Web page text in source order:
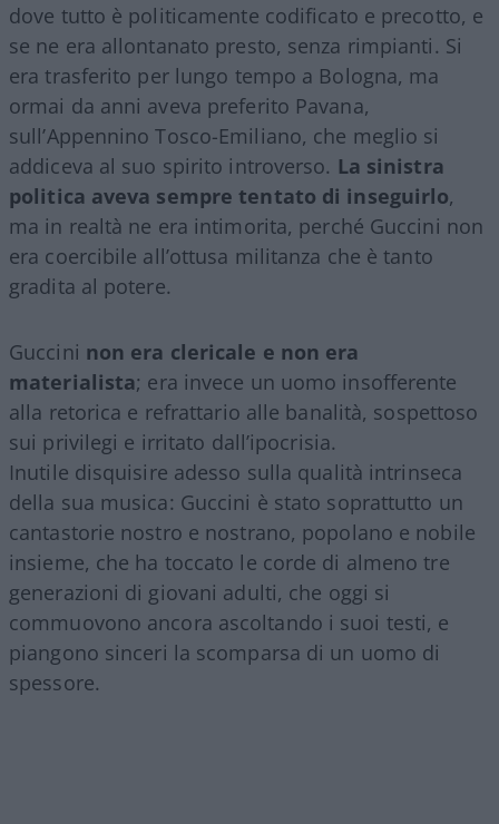
dove tutto è politicamente codificato e precotto, e
se ne era allontanato presto, senza rimpianti. Si
era trasferito per lungo tempo a Bologna, ma
ormai da anni aveva preferito Pavana,
sull’Appennino Tosco-Emiliano, che meglio si
addiceva al suo spirito introverso. La sinistra
politica aveva sempre tentato di inseguirlo,
ma in realtà ne era intimorita, perché Guccini non
era coercibile all’ottusa militanza che è tanto
gradita al potere.
Guccini non era clericale e non era
materialista; era invece un uomo insofferente
alla retorica e refrattario alle banalità, sospettoso
sui privilegi e irritato dall’ipocrisia.
Inutile disquisire adesso sulla qualità intrinseca
della sua musica: Guccini è stato soprattutto un
cantastorie nostro e nostrano, popolano e nobile
insieme, che ha toccato le corde di almeno tre
generazioni di giovani adulti, che oggi si
commuovono ancora ascoltando i suoi testi, e
piangono sinceri la scomparsa di un uomo di
spessore.